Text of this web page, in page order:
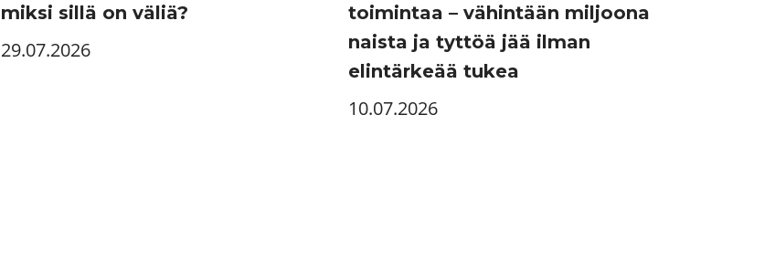
miksi sillä on väliä?
29.07.2026
toimintaa – vähintään miljoona
naista ja tyttöä jää ilman
elintärkeää tukea
10.07.2026